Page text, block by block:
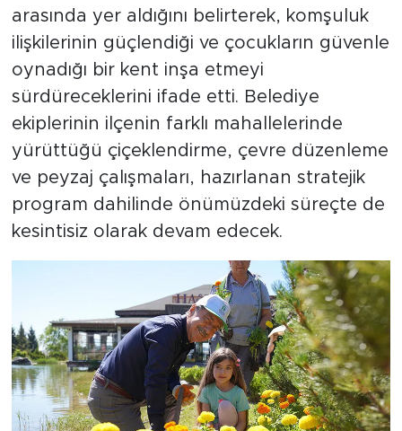
arasında yer aldığını belirterek, komşuluk
ilişkilerinin güçlendiği ve çocukların güvenle
oynadığı bir kent inşa etmeyi
sürdüreceklerini ifade etti. Belediye
ekiplerinin ilçenin farklı mahallelerinde
yürüttüğü çiçeklendirme, çevre düzenleme
ve peyzaj çalışmaları, hazırlanan stratejik
program dahilinde önümüzdeki süreçte de
kesintisiz olarak devam edecek.